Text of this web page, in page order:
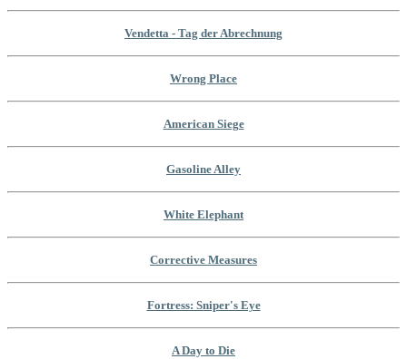
Vendetta - Tag der Abrechnung
Wrong Place
American Siege
Gasoline Alley
White Elephant
Corrective Measures
Fortress: Sniper's Eye
A Day to Die